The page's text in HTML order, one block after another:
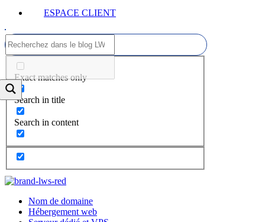
ESPACE CLIENT
Exact matches only
Search in title
Search in content
Nom de domaine
Hébergement web